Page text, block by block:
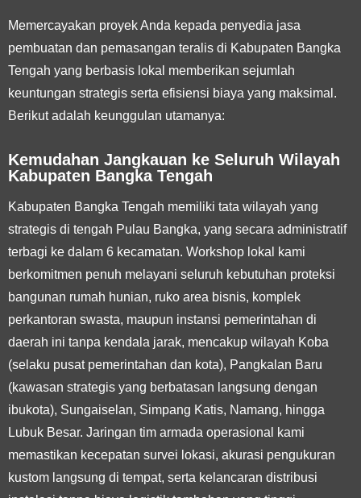
Memercayakan proyek Anda kepada penyedia jasa
pembuatan dan pemasangan teralis di Kabupaten Bangka
Tengah yang berbasis lokal memberikan sejumlah
keuntungan strategis serta efisiensi biaya yang maksimal.
Berikut adalah keunggulan utamanya:
Kemudahan Jangkauan ke Seluruh Wilayah
Kabupaten Bangka Tengah
Kabupaten Bangka Tengah memiliki tata wilayah yang
strategis di tengah Pulau Bangka, yang secara administratif
terbagi ke dalam 6 kecamatan. Workshop lokal kami
berkomitmen penuh melayani seluruh kebutuhan proteksi
bangunan rumah hunian, ruko area bisnis, komplek
perkantoran swasta, maupun instansi pemerintahan di
daerah ini tanpa kendala jarak, mencakup wilayah Koba
(selaku pusat pemerintahan dan kota), Pangkalan Baru
(kawasan strategis yang berbatasan langsung dengan
ibukota), Sungaiselan, Simpang Katis, Namang, hingga
Lubuk Besar. Jaringan tim armada operasional kami
memastikan kecepatan survei lokasi, akurasi pengukuran
kustom langsung di tempat, serta kelancaran distribusi